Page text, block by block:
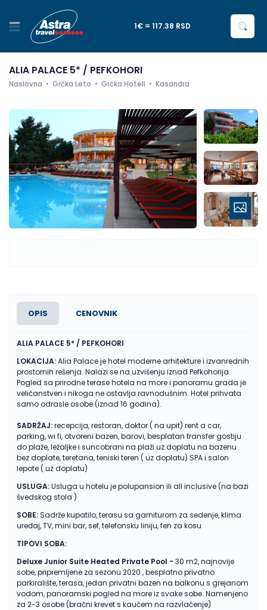
1€ = 117.38 RSD
ALIA PALACE 5* / PEFKOHORI
Naslovna Grčka Leto Grčka Hoteli Kasandra
OPIS CENOVNIK
ALIA PALACE 5* / PEFKOHORI
LOKACIJA:Alia Palace je hotel moderne arhitekture i izvanrednih
prostornih rešenja. Nalazi se na uzvišenju iznad Pefkohorija.
Pogled sa prirodne terase hotela na more i panoramu grada je
veličanstven i nikoga ne ostavlja ravnodušnim. Hotel prihvata
samo odrasle osobe (iznad 16 godina).
SADRŽAJ:recepcija, restoran, doktor ( na upit) rent a car,
parking, wi fi, otvoreni bazen, barovi, besplatan transfer gostiju
do plaže, ležaljke i suncobrani na plaži uz doplatu na bazenu
bez doplate, teretana, teniski teren ( uz doplatu) SPA i salon
lepote ( uz doplatu)
USLUGA:Usluga u hotelu je polupansion ili all inclusive (na bazi
švedskog stola )
SOBE:Sadrže kupatilo, terasu sa garniturom za sedenje, klima
uređaj, TV, mini bar, sef, telefonsku liniju, fen za kosu
TIPOVI SOBA:
Deluxe Junior Suite Heated Private Pool - 30 m2, najnovije
sobe, pripremljene za sezonu 2020., besplatno privatno
parkiralište, terasa, jedan privatni bazen na balkonu s grejanom
vodom, panoramski pogled na more iz svake sobe. Namenjeno
za 2-3 osobe (bračni krevet s kaučem na razvlačenje)